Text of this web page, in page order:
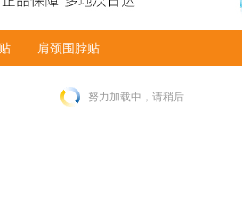
肩颈围脖贴
努力加载中，请稍后...